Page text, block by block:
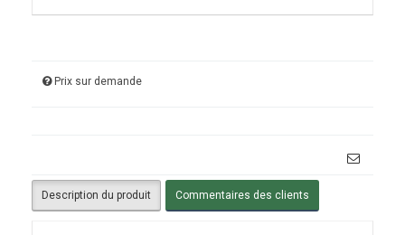
Prix sur demande
Description du produit Commentaires des clients